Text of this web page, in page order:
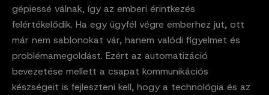
gépiessé válnak, így az emberi érintkezés
felértékelődik. Ha egy ügyfél végre emberhez jut, ott
már nem sablonokat vár, hanem valódi figyelmet és
problémamegoldást. Ezért az automatizáció
bevezetése mellett a csapat kommunikációs
készségeit is fejleszteni kell, hogy a technológia és az